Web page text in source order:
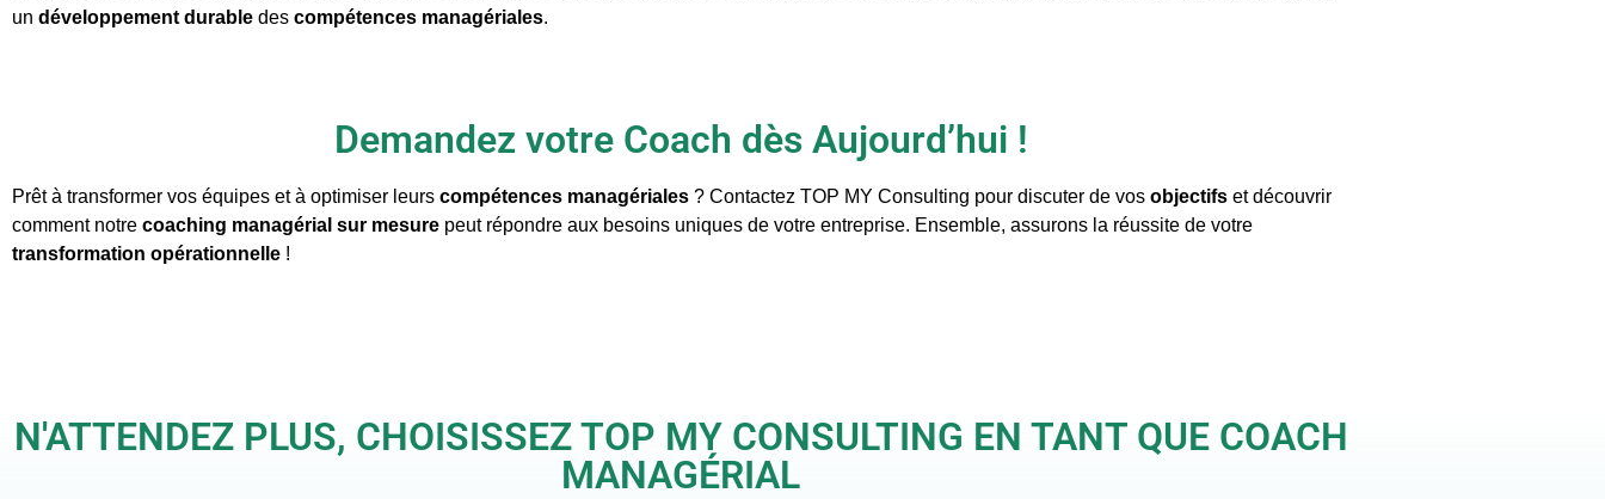
un développement durable des compétences managériales.
Demandez votre Coach dès Aujourd’hui !
Prêt à transformer vos équipes et à optimiser leurs compétences managériales ? Contactez TOP MY Consulting pour discuter de vos objectifs et découvrir
comment notre coaching managérial sur mesure peut répondre aux besoins uniques de votre entreprise. Ensemble, assurons la réussite de votre
transformation opérationnelle !
N'ATTENDEZ PLUS, CHOISISSEZ TOP MY CONSULTING EN TANT QUE COACH
MANAGÉRIAL